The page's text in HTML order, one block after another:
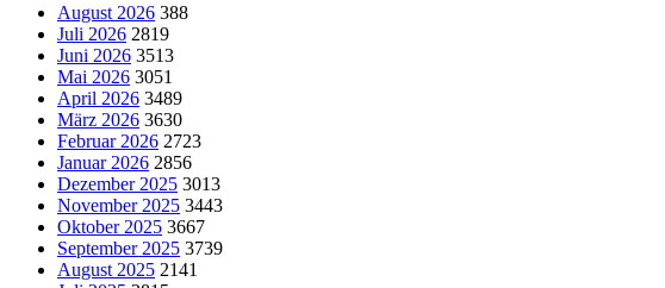
August 2026 388
Juli 2026 2819
Juni 2026 3513
Mai 2026 3051
April 2026 3489
März 2026 3630
Februar 2026 2723
Januar 2026 2856
Dezember 2025 3013
November 2025 3443
Oktober 2025 3667
September 2025 3739
August 2025 2141